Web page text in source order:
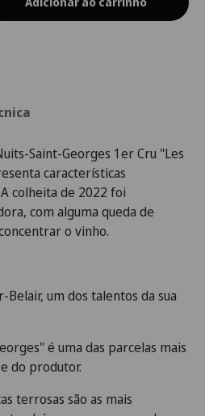
Saint-Georges 1er Cru "Les
características
colheita de 2022 foi
com alguma queda de
o vinho.
Belair, um dos talentos da sua
é uma das parcelas mais
do produtor.
terrosas são as mais